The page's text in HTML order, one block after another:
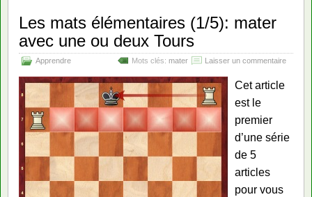
Les mats élémentaires (1/5): mater
avec une ou deux Tours
Apprendre Laisser un commentaire
Mots clés: mater
Cet article
est le
premier
d’une série
de 5
articles
pour vous